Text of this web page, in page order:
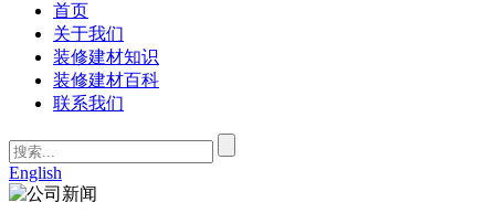
首页
关于我们
装修建材知识
装修建材百科
联系我们
English